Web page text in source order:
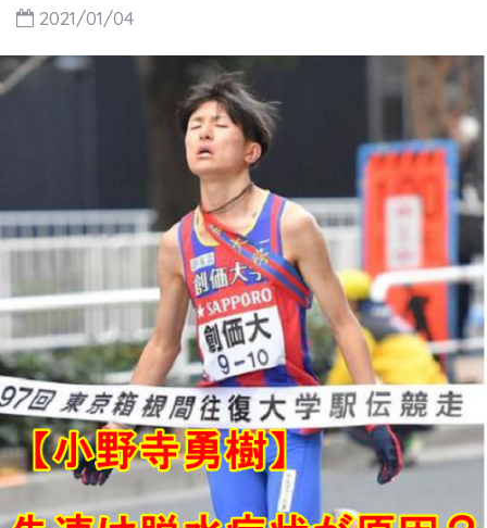
2021/01/04